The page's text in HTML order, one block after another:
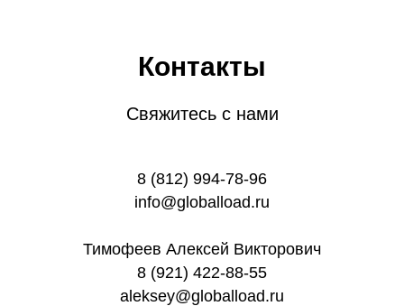
Контакты
Свяжитесь с нами
8 (812) 994-78-96
info@globalload.ru
Тимофеев Алексей Викторович
8 (921) 422-88-55
aleksey@globalload.ru